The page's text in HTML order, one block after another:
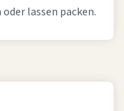
lassen packen.